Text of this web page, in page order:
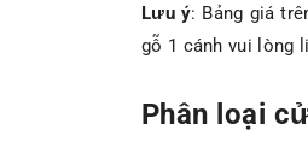
Lưu ý: Bảng giá
gỗ 1 cánh vui lòng
Phân loại